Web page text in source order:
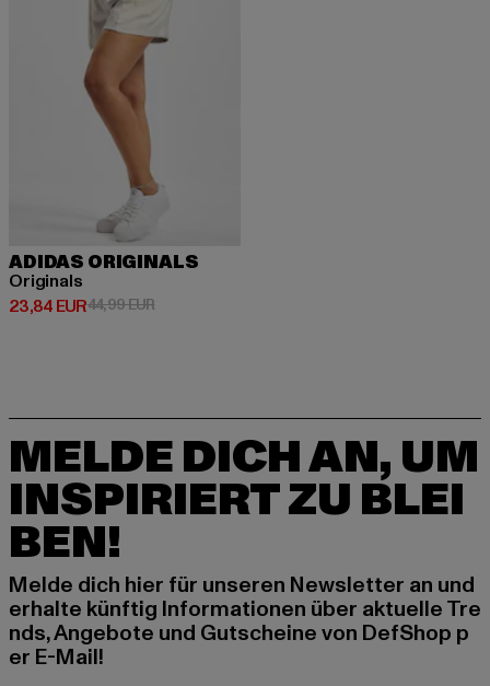
ADIDAS ORIGINALS
Originals
23,84 EUR
Derzeitiger Preis: 23,84 EUR
44,99 EURAktionspreis: 44,99 EUR
MELDE DICH AN, UM
INSPIRIERT ZU BLEI
BEN!
Melde dich hier für unseren Newsletter an und
erhalte künftig Informationen über aktuelle Tre
nds, Angebote und Gutscheine von DefShop p
er E-Mail!